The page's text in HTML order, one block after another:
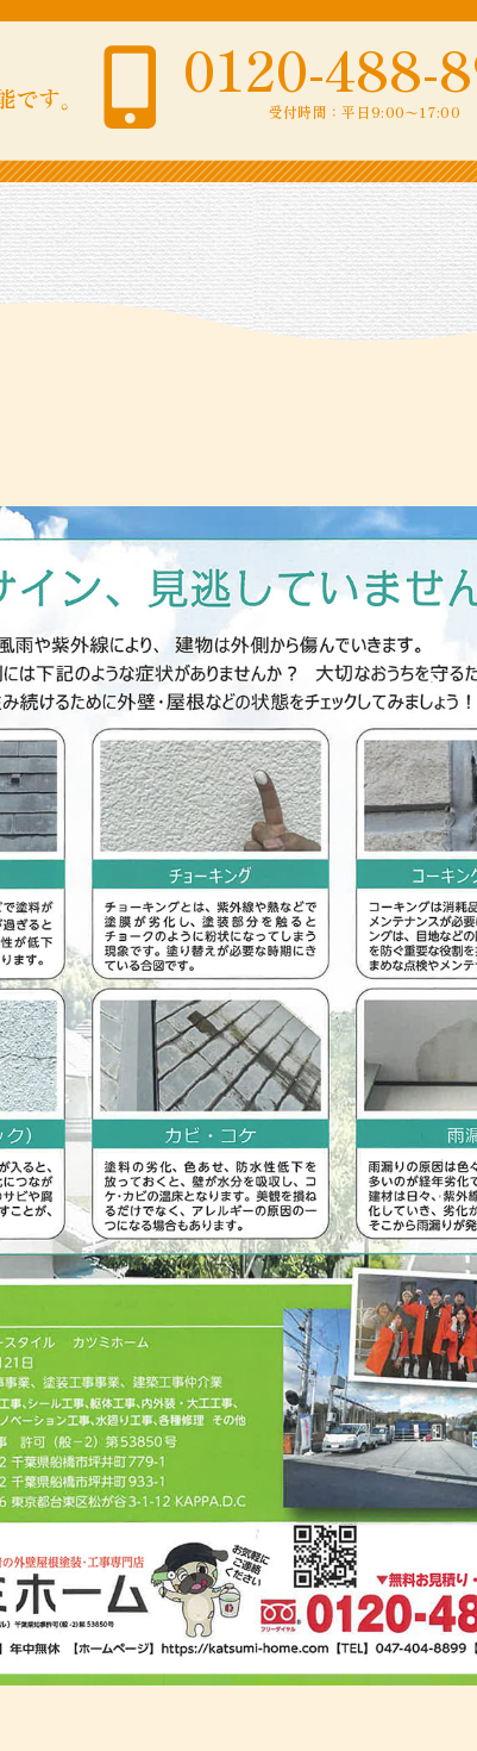
0120-488-
受付時間：平日9:00〜17:00